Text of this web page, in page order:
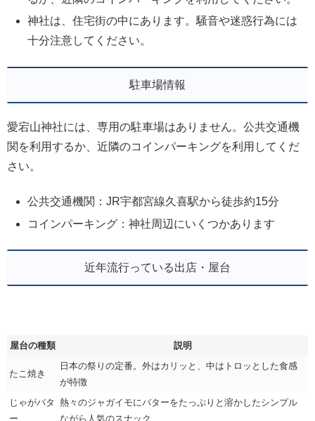
神社は、住宅街の中にあります。騒音や迷惑行為には
十分注意してください。
駐車場情報
愛宕山神社には、専用の駐車場はありません。公共交通機
関を利用するか、近隣のコインパーキングを利用してくだ
さい。
公共交通機関：JR宇都宮線久喜駅から徒歩約15分
コインパーキング：神社周辺にいくつかあります
近年流行っている出店・屋台
屋台の種類 説明
たこ焼き
日本の祭りの定番。外はカリッと、中はトロッとした食感
が特徴
じゃがバタ
ー
熱々のジャガイモにバターをたっぷりと溶かしたシンプル
ながら人気のスナック